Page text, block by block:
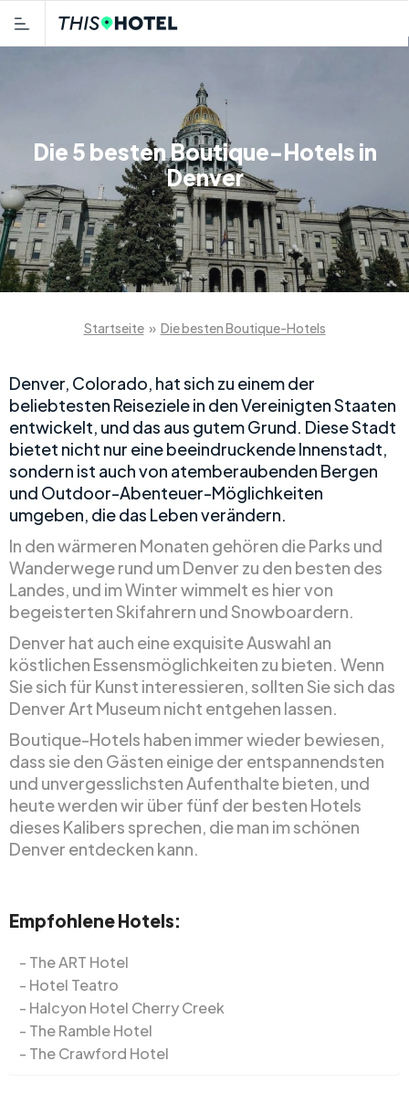
Die 5 besten Boutique-Hotels in
Denver
Startseite » Die besten Boutique-Hotels
Denver, Colorado, hat sich zu einem der
beliebtesten Reiseziele in den Vereinigten Staaten
entwickelt, und das aus gutem Grund. Diese Stadt
bietet nicht nur eine beeindruckende Innenstadt,
sondern ist auch von atemberaubenden Bergen
und Outdoor-Abenteuer-Möglichkeiten
umgeben, die das Leben verändern.
In den wärmeren Monaten gehören die Parks und
Wanderwege rund um Denver zu den besten des
Landes, und im Winter wimmelt es hier von
begeisterten Skifahrern und Snowboardern.
Denver hat auch eine exquisite Auswahl an
köstlichen Essensmöglichkeiten zu bieten. Wenn
Sie sich für Kunst interessieren, sollten Sie sich das
Denver Art Museum nicht entgehen lassen.
Boutique-Hotels haben immer wieder bewiesen,
dass sie den Gästen einige der entspannendsten
und unvergesslichsten Aufenthalte bieten, und
heute werden wir über fünf der besten Hotels
dieses Kalibers sprechen, die man im schönen
Denver entdecken kann.
Empfohlene Hotels:
The ART Hotel
Hotel Teatro
Halcyon Hotel Cherry Creek
The Ramble Hotel
The Crawford Hotel